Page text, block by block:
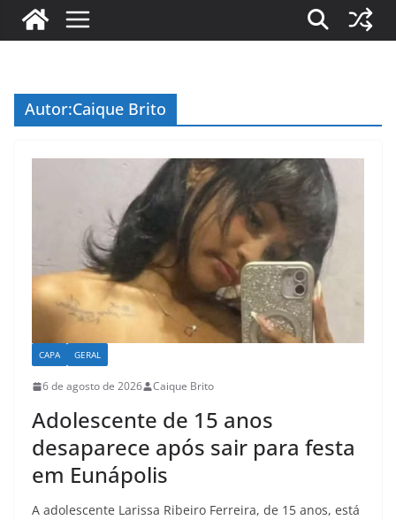
Autor:Caique Brito
CAPA GERAL
6 de agosto de 2026 Caique Brito
Adolescente de 15 anos
desaparece após sair para festa
em Eunápolis
A adolescente Larissa Ribeiro Ferreira, de 15 anos, está